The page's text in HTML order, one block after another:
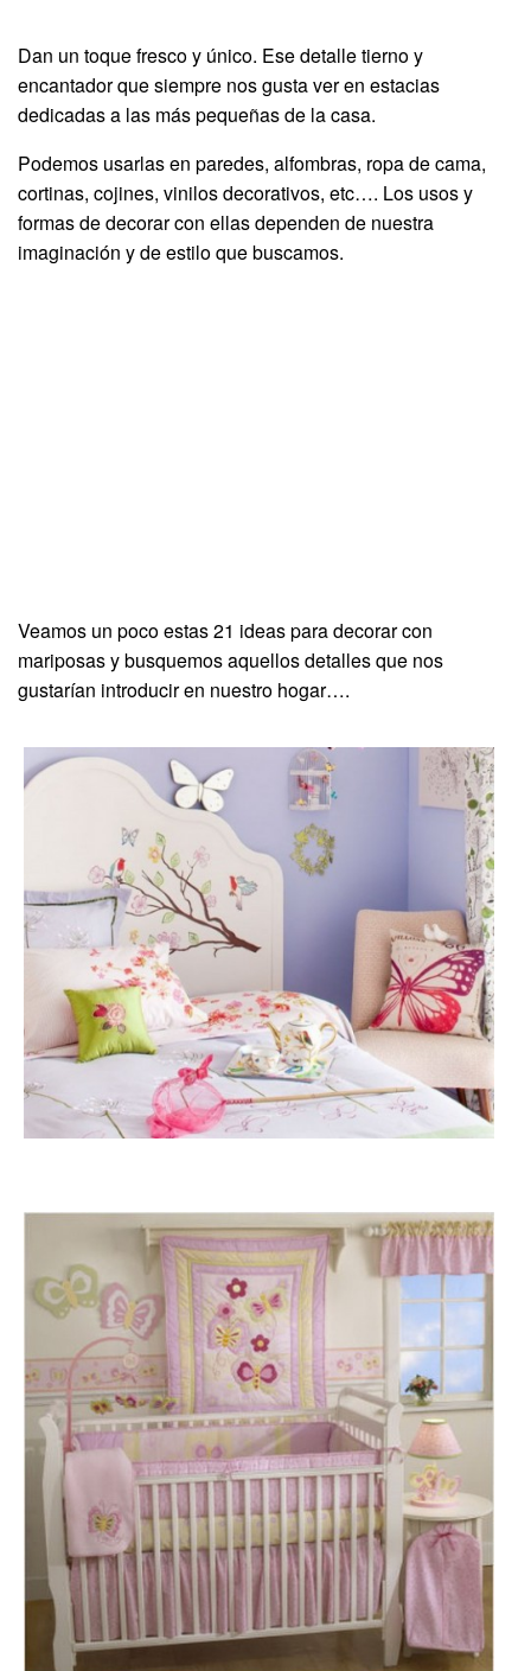
Dan un toque fresco y único. Ese detalle tierno y
encantador que siempre nos gusta ver en estacias
dedicadas a las más pequeñas de la casa.
Podemos usarlas en paredes, alfombras, ropa de cama,
cortinas, cojines, vinilos decorativos, etc…. Los usos y
formas de decorar con ellas dependen de nuestra
imaginación y de estilo que buscamos.
Veamos un poco estas 21 ideas para decorar con
mariposas y busquemos aquellos detalles que nos
gustarían introducir en nuestro hogar….